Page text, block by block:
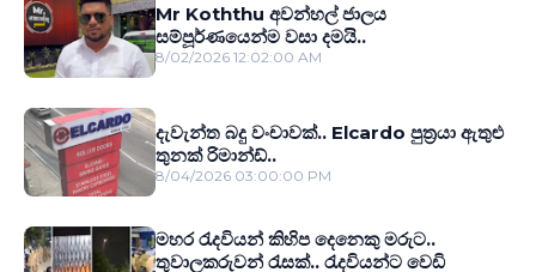
Mr Koththu අවන්හල් ජාලය
සම්පූර්ණයෙන්ම වසා දමයි..
8/02/2026 12:02:00 AM
දැවැන්ත බදු වංචාවක්.. Elcardo පුත‍්‍රයා ඇතුළු
තුනක් රිමාන්ඩ්..
8/04/2026 03:00:00 PM
මහර රැදවියන් කිහිප දෙනෙකු මරුට..
තුවාලකරුවන් රැසක්.. රැදවියන්ට වෙඩි